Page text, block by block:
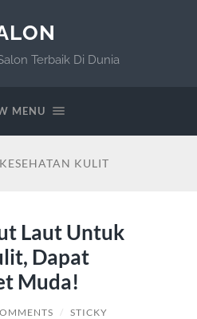
Terbaik Di Dunia
MENU
KESEHATAN KULIT
Laut Untuk
Dapat
Muda!
/ STICKY